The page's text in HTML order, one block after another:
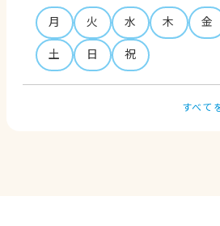
月 火 水 木
金
土
日 祝
すべて